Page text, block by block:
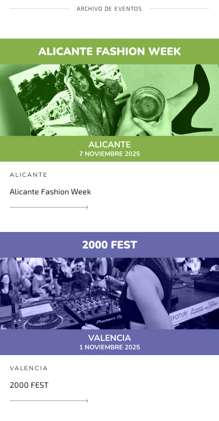
ARCHIVO DE EVENTOS
ALICANTE
Alicante Fashion Week
VALENCIA
2000 FEST